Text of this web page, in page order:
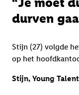
durven
Stijn (27) volgde
op het
Stijn, Young Talent